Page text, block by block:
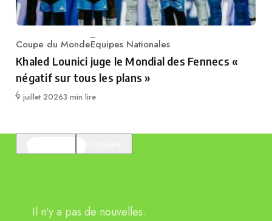
Category
Coupe du MondeEquipes Nationales
Khaled Lounici juge le Mondial des Fennecs «
négatif sur tous les plans »
Publié
9 juillet 20263 min lire
Il n'y a pas de nouvelles.